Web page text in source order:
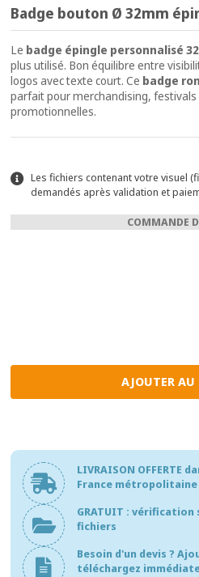
Badge bouton Ø 32mm
Le badge épingle personnalisé
plus utilisé. Bon équilibre entre
logos avec texte court. Ce badge
parfait pour merchandising,
promotionnelles.
Les fichiers contenant votre visuel
demandés après validation et
COMMANDE
LIVRAISON OFFERTE
France métropolitaine
GRATUIT :
fichiers
Besoin d'un devis ?
téléchargez